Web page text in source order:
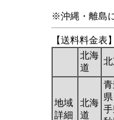
※沖縄・離島
【送料料金表】
北海
道
地域
詳細
北海
道